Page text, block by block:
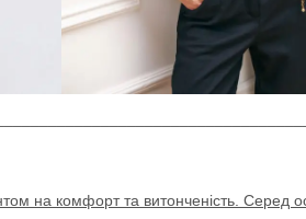
на комфорт та витонченість. Серед